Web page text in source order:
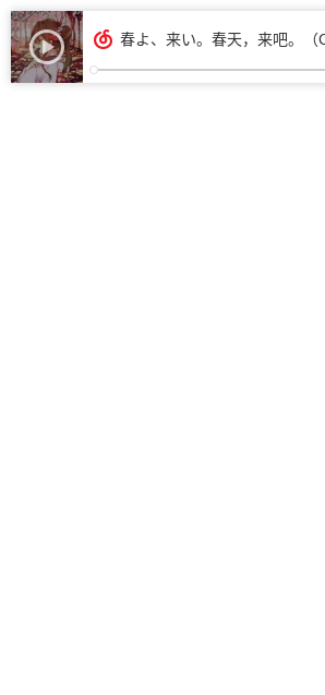
春よ、来い。春天，来吧。（